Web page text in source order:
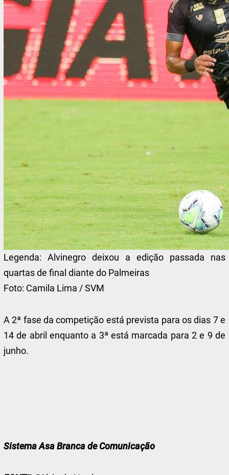
Legenda:Alvinegro deixou a edição passada nas
quartas de final diante do Palmeiras
Foto: Camila Lima / SVM
A 2ª fase da competição está prevista para os dias 7 e
14 de abril enquanto a 3ª está marcada para 2 e 9 de
junho.
Sistema Asa Branca de Comunicação